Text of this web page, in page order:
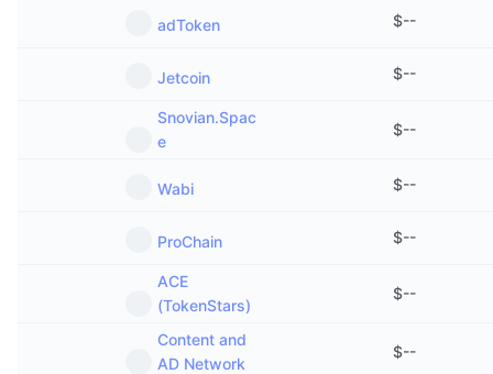
adToken $--
Jetcoin $--
Snovian.Spac
e
$--
Wabi $--
ProChain $--
ACE
(TokenStars)
$--
Content and
AD Network
$--